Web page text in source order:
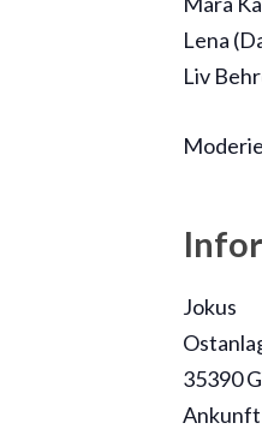
Lena
Liv
Jokus
35390
Ankunft